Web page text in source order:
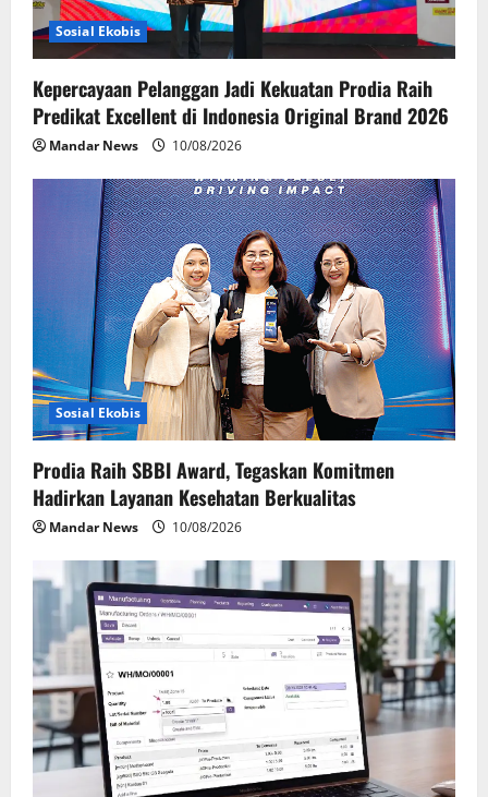
o
n
Sosial Ekobis
Kepercayaan Pelanggan Jadi Kekuatan Prodia Raih
Predikat Excellent di Indonesia Original Brand 2026
Mandar News 10/08/2026
Sosial Ekobis
Prodia Raih SBBI Award, Tegaskan Komitmen
Hadirkan Layanan Kesehatan Berkualitas
Mandar News 10/08/2026